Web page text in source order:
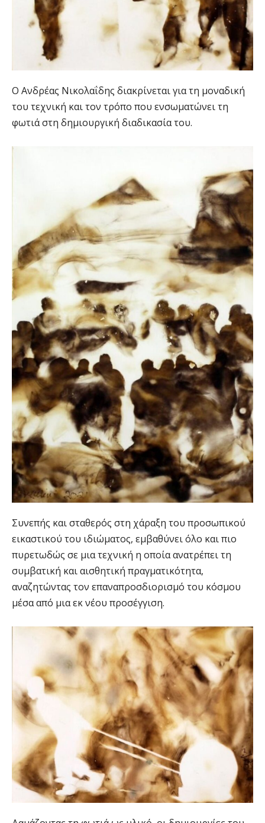
Ο Ανδρέας Νικολαΐδης διακρίνεται για τη μοναδική
του τεχνική και τον τρόπο που ενσωματώνει τη
φωτιά στη δημιουργική διαδικασία του.
Συνεπής και σταθερός στη χάραξη του προσωπικού
εικαστικού του ιδιώματος, εμβαθύνει όλο και πιο
πυρετωδώς σε μια τεχνική η οποία ανατρέπει τη
συμβατική και αισθητική πραγματικότητα,
αναζητώντας τον επαναπροσδιορισμό του κόσμου
μέσα από μια εκ νέου προσέγγιση.